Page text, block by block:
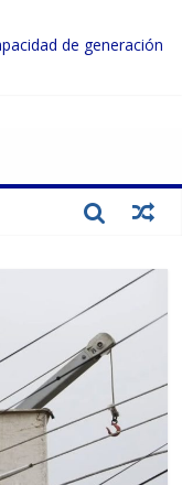
de generación
eléctricas
sector privado para
del SEN